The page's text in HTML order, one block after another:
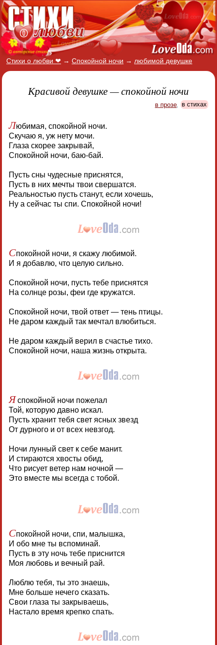
Стихи о любви ❤ → Спокойной ночи → любимой девушке
Красивой девушке — спокойной ночи
в прозе, в стихах
Любимая, спокойной ночи.
Скучаю я, уж нету мочи.
Глаза скорее закрывай,
Спокойной ночи, баю-бай.
Пусть сны чудесные приснятся,
Пусть в них мечты твои свершатся.
Реальностью пусть станут, если хочешь,
Ну а сейчас ты спи. Спокойной ночи!
Спокойной ночи, я скажу любимой.
И я добавлю, что целую сильно.
Спокойной ночи, пусть тебе приснятся
На солнце розы, феи где кружатся.
Спокойной ночи, твой ответ — тень птицы.
Не даром каждый так мечтал влюбиться.
Не даром каждый верил в счастье тихо.
Спокойной ночи, наша жизнь открыта.
Яспокойной ночи пожелал
Той, которую давно искал.
Пусть хранит тебя свет ясных звезд
От дурного и от всех невзгод.
Ночи лунный свет к себе манит.
И стираются хвосты обид,
Что рисует ветер нам ночной —
Это вместе мы всегда с тобой.
Спокойной ночи, спи, малышка,
И обо мне ты вспоминай.
Пусть в эту ночь тебе приснится
Моя любовь и вечный рай.
Люблю тебя, ты это знаешь,
Мне больше нечего сказать.
Свои глаза ты закрываешь,
Настало время крепко спать.